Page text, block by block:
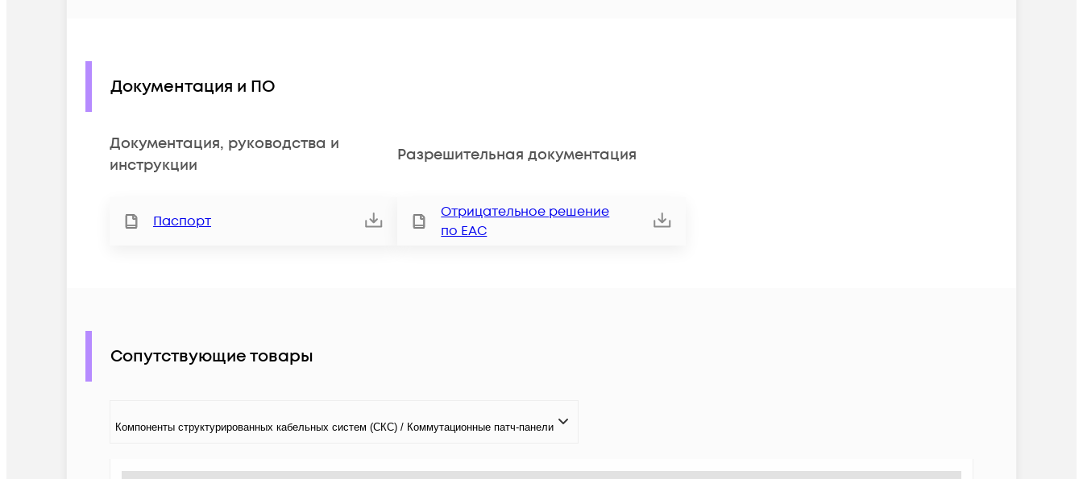
Документация и ПО
Документация, руководства и
инструкции
Паспорт
Разрешительная документация
Отрицательное решение
по ЕАС
Сопутствующие товары
Компоненты структурированных кабельных систем (СКС) / Коммутационные патч-панели